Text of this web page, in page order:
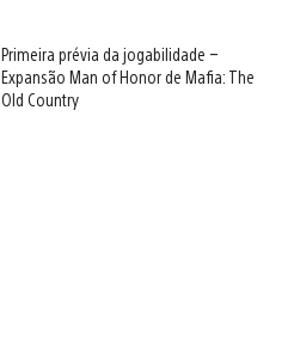
Primeira prévia da jogabilidade –
Expansão Man of Honor de Mafia: The
Old Country